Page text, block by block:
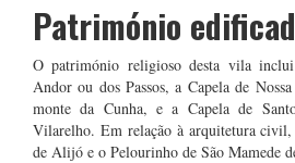
Património
O património religioso desta vila
Andor ou dos Passos, a Capela de
monte da Cunha, e a Capela de
Vilarelho. Em relação à arquitetura civil,
de Alijó e o Pelourinho de São Mamede